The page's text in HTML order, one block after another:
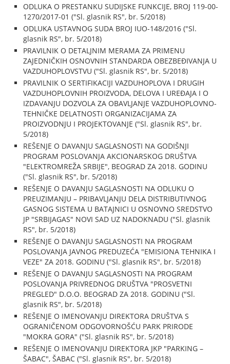
ODLUKA O PRESTANKU SUDIJSKE FUNKCIJE, BROJ 119-00-
1270/2017-01 ("Sl. glasnik RS", br. 5/2018)
ODLUKA USTAVNOG SUDA BROJ IUO-148/2016 ("Sl.
glasnik RS", br. 5/2018)
PRAVILNIK O DETALJNIM MERAMA ZA PRIMENU
ZAJEDNIČKIH OSNOVNIH STANDARDA OBEZBEĐIVANJA U
VAZDUHOPLOVSTVU ("Sl. glasnik RS", br. 5/2018)
PRAVILNIK O SERTIFIKACIJI VAZDUHOPLOVA I DRUGIH
VAZDUHOPLOVNIH PROIZVODA, DELOVA I UREĐAJA I O
IZDAVANJU DOZVOLA ZA OBAVLJANJE VAZDUHOPLOVNO-
TEHNIČKE DELATNOSTI ORGANIZACIJAMA ZA
PROIZVODNJU I PROJEKTOVANJE ("Sl. glasnik RS", br.
5/2018)
REŠENJE O DAVANJU SAGLASNOSTI NA GODIŠNJI
PROGRAM POSLOVANJA AKCIONARSKOG DRUŠTVA
"ELEKTROMREŽA SRBIJE", BEOGRAD ZA 2018. GODINU
("Sl. glasnik RS", br. 5/2018)
REŠENJE O DAVANJU SAGLASNOSTI NA ODLUKU O
PREUZIMANJU – PRIBAVLJANJU DELA DISTRIBUTIVNOG
GASNOG SISTEMA U BATAJNICI U OSNOVNO SREDSTVO
JP "SRBIJAGAS" NOVI SAD UZ NADOKNADU ("Sl. glasnik
RS", br. 5/2018)
REŠENJE O DAVANJU SAGLASNOSTI NA PROGRAM
POSLOVANJA JAVNOG PREDUZEĆA "EMISIONA TEHNIKA I
VEZE" ZA 2018. GODINU ("Sl. glasnik RS", br. 5/2018)
REŠENJE O DAVANJU SAGLASNOSTI NA PROGRAM
POSLOVANJA PRIVREDNOG DRUŠTVA "PROSVETNI
PREGLED" D.O.O. BEOGRAD ZA 2018. GODINU ("Sl.
glasnik RS", br. 5/2018)
REŠENJE O IMENOVANJU DIREKTORA DRUŠTVA S
OGRANIČENOM ODGOVORNOŠĆU PARK PRIRODE
"MOKRA GORA" ("Sl. glasnik RS", br. 5/2018)
REŠENJE O IMENOVANJU DIREKTORA JKP "PARKING –
ŠABAC", ŠABAC ("Sl. glasnik RS", br. 5/2018)